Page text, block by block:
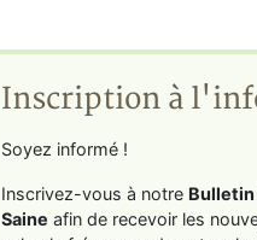
Inscription à
Soyez informé !
Inscrivez-vous à notre Bulletin
Saine afin de recevoir les